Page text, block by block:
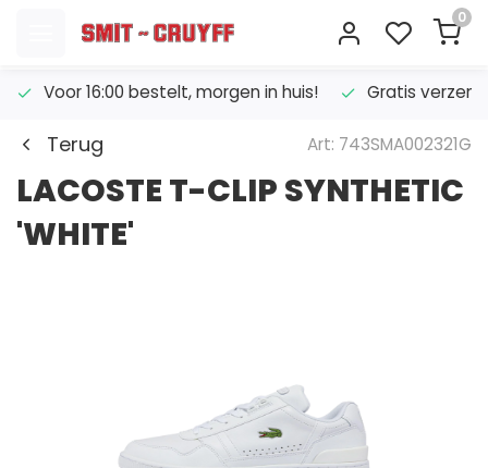
0
Voor 16:00 bestelt, morgen in huis! Gratis
Terug Art: 743SMA002321G
LACOSTE T-CLIP SYNTHETIC
'WHITE'